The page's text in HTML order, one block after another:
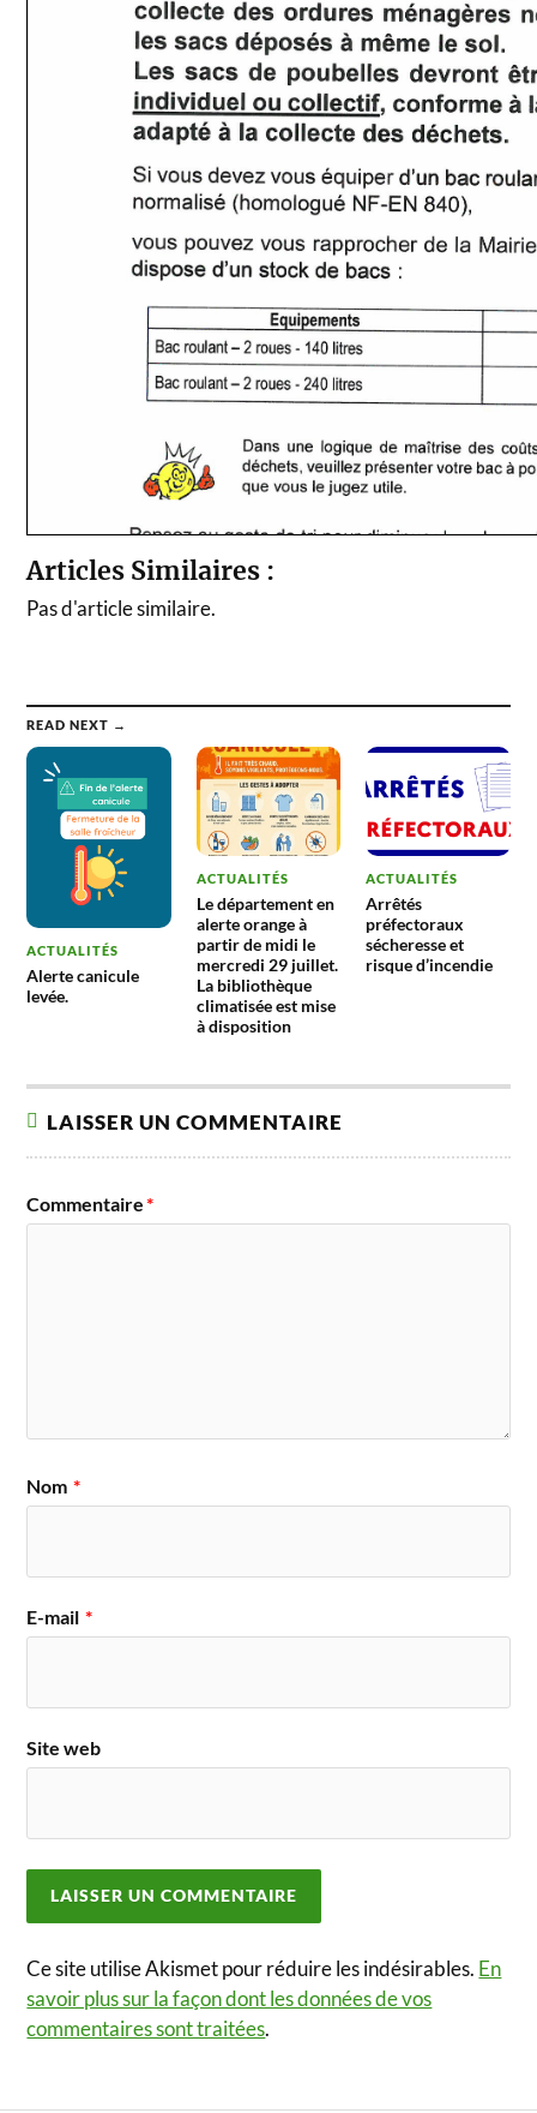
Articles Similaires :
Pas d'article similaire.
READ NEXT →
ACTUALITÉS
Alerte canicule
levée.
ACTUALITÉS
Le département en
alerte orange à
partir de midi le
mercredi 29 juillet.
La bibliothèque
climatisée est mise
à disposition
ACTUALITÉS
Arrêtés
préfectoraux
sécheresse et
risque d’incendie
LAISSER UN COMMENTAIRE
Commentaire*
Nom *
E-mail *
Site web
Ce site utilise Akismet pour réduire les indésirables. En
savoir plus sur la façon dont les données de vos
commentaires sont traitées.